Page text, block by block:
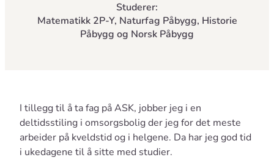
Studerer:
Matematikk 2P-Y, Naturfag Påbygg, Historie
Påbygg og Norsk Påbygg
I tillegg til å ta fag på ASK, jobber jeg i en
deltidsstiling i omsorgsbolig der jeg for det meste
arbeider på kveldstid og i helgene. Da har jeg god tid
i ukedagene til å sitte med studier.